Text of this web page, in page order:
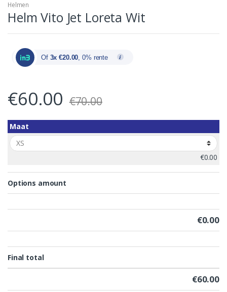
Helmen
Helm Vito Jet Loreta Wit
Of 3x €20.00, 0% rente
€60.00 €70.00
Maat
€0.00
Options amount
€0.00
Final total
€60.00